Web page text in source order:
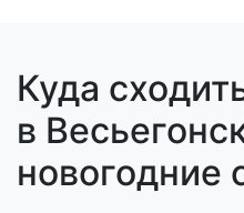
Куда
в
новогодние